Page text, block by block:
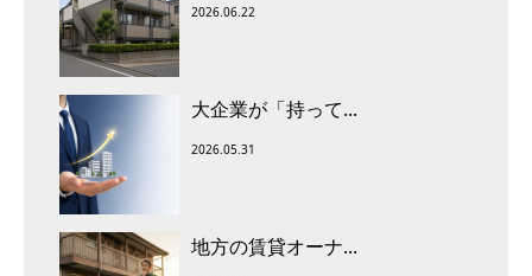
2026.06.22
大企業が「持って...
2026.05.31
地方の賃貸オーナ...